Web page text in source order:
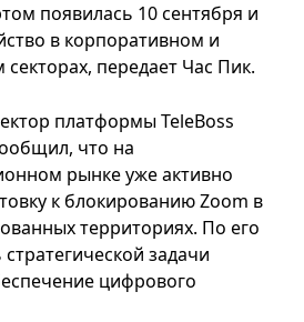
появилась 10 сентября и
в корпоративном и
передает Час Пик.
платформы TeleBoss
что на
рынке уже активно
к блокированию Zoom в
территориях. По его
задачи
цифрового